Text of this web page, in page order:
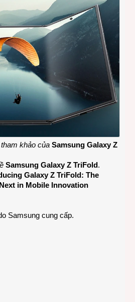
khảo của Samsung Galaxy Z
Samsung Galaxy Z TriFold.
Galaxy Z TriFold: The
in Mobile Innovation
Samsung cung cấp.